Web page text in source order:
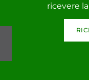
ricevere